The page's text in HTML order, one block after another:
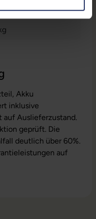
Akku
inklusive
Auslieferzustand.
geprüft. Die
deutlich über 60%.
auf
x 304,1 x 14,9 mm